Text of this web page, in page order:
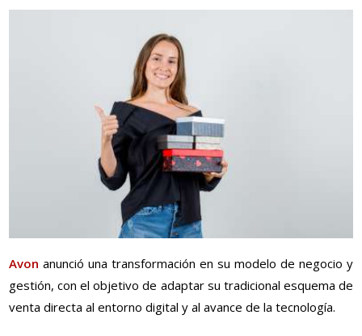
Avon anunció una transformación en su modelo de negocio y
gestión, con el objetivo de adaptar su tradicional esquema de
venta directa al entorno digital y al avance de la tecnología.